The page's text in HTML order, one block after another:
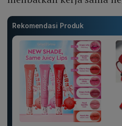
Rekomendasi Produk